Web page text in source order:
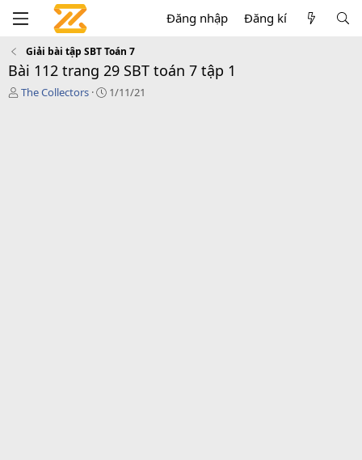
Đăng nhập Đăng kí
Giải bài tập SBT Toán 7
Bài 112 trang 29 SBT toán 7 tập 1
T
The Collectors
C1/11/21